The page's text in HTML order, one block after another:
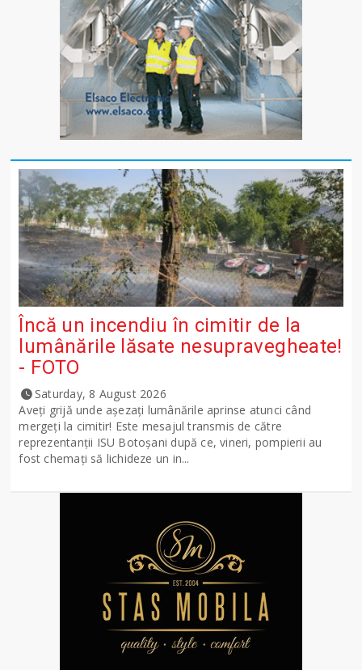
Încă un incendiu în cimitir de la
lumânările lăsate nesupravegheate!
- FOTO
Saturday, 8 August 2026
Aveți grijă unde așezați lumânările aprinse atunci când
mergeți la cimitir! Este mesajul transmis de către
reprezentanții ISU Botoșani după ce, vineri, pompierii au
fost chemați să lichideze un in...